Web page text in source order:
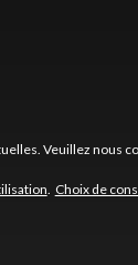
Veuillez nous
Choix de